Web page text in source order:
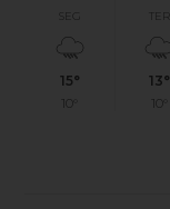
SEG
15°
10°
TER
13°
10°